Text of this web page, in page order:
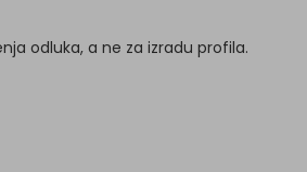
odluka, a ne za izradu profila.